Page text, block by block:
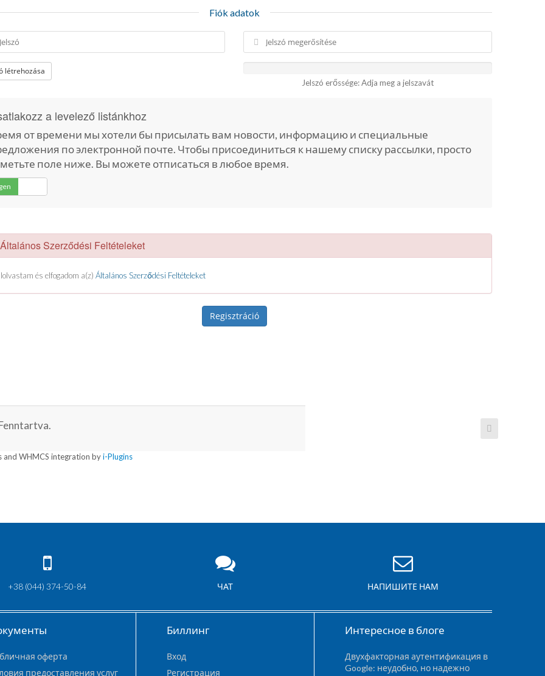
Fiók adatok
létrehozása
Jelszó erőssége: Adja meg a jelszavát
a levelező listánkhoz
от времени мы хотели бы присылать вам новости, информацию и специальные
по электронной почте. Чтобы присоединиться к нашему списку рассылки, просто
поле ниже. Вы можете отписаться в любое время.
Általános Szerződési Feltételeket
és elfogadom a(z) Általános Szerződési Feltételeket
and WHMCS integration byi-Plugins
+38 (044) 374-50-84 ЧАТ НАПИШИТЕ НАМ
оферта
предоставления услуг
Биллинг
Вход
Регистрация
Интересное в блоге
Двухфакторная аутентификация в
Google: неудобно, но надежно